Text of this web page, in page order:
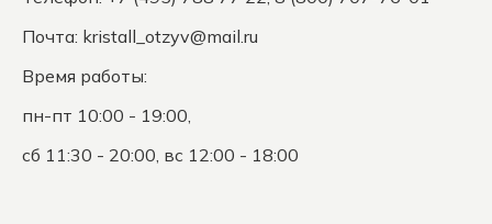
Почта: kristall_otzyv@mail.ru
Время работы:
пн-пт 10:00 - 19:00,
сб 11:30 - 20:00, вс 12:00 - 18:00